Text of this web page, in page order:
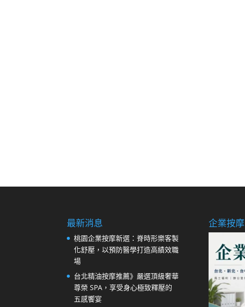
最新消息
桃園企業按摩新選：脊時形樂客製
化舒壓，以預防醫學打造高績效職
場
台北精油按摩推薦》嚴選頂級奢華
尊榮 SPA，享受身心極致釋壓的
五感饗宴
企業按摩